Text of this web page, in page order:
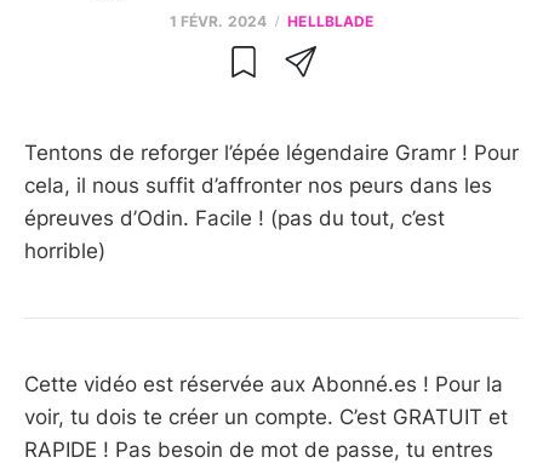
1 FÉVR. 2024 HELLBLADE
Tentons de reforger l’épée légendaire Gramr ! Pour
cela, il nous suffit d’affronter nos peurs dans les
épreuves d’Odin. Facile ! (pas du tout, c’est
horrible)
Cette vidéo est réservée aux Abonné.es ! Pour la
voir, tu dois te créer un compte. C’est GRATUIT et
RAPIDE ! Pas besoin de mot de passe, tu entres